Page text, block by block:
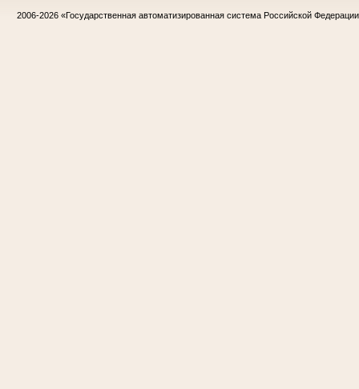
2006-2026 «Государственная автоматизированная система Российской